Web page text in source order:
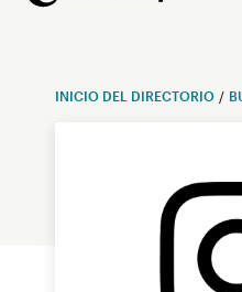
INICIO DEL DIRECTORIO